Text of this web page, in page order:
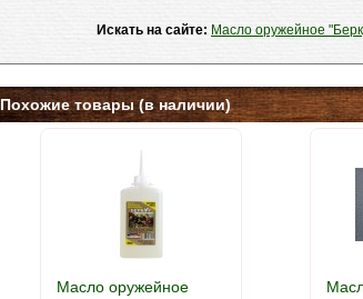
Искать на сайте: Масло оружейное
Похожие товары (в наличии)
Масло оружейное